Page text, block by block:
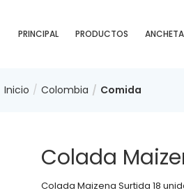
PRINCIPAL PRODUCTOS
Inicio Colombia Comida
Colada
Colada Maizena Surtida 18